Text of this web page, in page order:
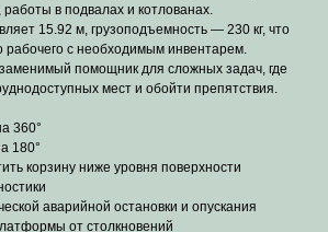
в подвалах и котлованах.
15.92 м, грузоподъемность — 230 кг, что
рабочего с необходимым инвентарем.
помощник для сложных задач, где
мест и обойти препятствия.
360°
180°
корзину ниже уровня поверхности
аварийной остановки и опускания
от столкновений